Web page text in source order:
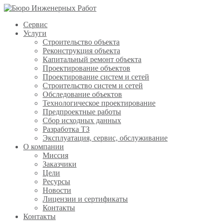
Сервис
Услуги
Строительство объекта
Реконструкция объекта
Капитальный ремонт объекта
Проектирование объектов
Проектирование систем и сетей
Строительство систем и сетей
Обследование объектов
Технологическое проектирование
Предпроектные работы
Сбор исходных данных
Разработка ТЗ
Эксплуатация, сервис, обслуживание
О компании
Миссия
Заказчики
Цели
Ресурсы
Новости
Лицензии и сертификаты
Контакты
Контакты